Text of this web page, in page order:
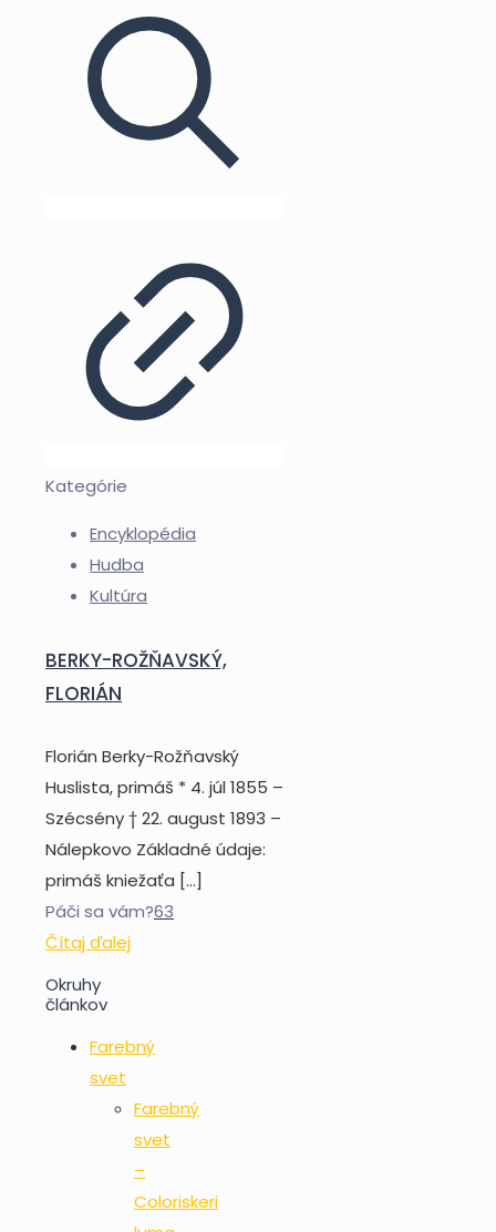
Kategórie
Encyklopédia
Hudba
Kultúra
BERKY-ROŽŇAVSKÝ,
FLORIÁN
Florián Berky-Rožňavský
Huslista, primáš * 4. júl 1855 –
Szécsény † 22. august 1893 –
Nálepkovo Základné údaje:
primáš kniežaťa […]
Páči sa vám?63
Čítaj ďalej
Okruhy
článkov
Farebný
svet
Farebný
svet
–
Coloriskeri